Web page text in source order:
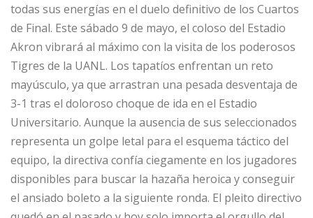
todas sus energías en el duelo definitivo de los Cuartos
de Final. Este sábado 9 de mayo, el coloso del Estadio
Akron vibrará al máximo con la visita de los poderosos
Tigres de la UANL. Los tapatíos enfrentan un reto
mayúsculo, ya que arrastran una pesada desventaja de
3-1 tras el doloroso choque de ida en el Estadio
Universitario. Aunque la ausencia de sus seleccionados
representa un golpe letal para el esquema táctico del
equipo, la directiva confía ciegamente en los jugadores
disponibles para buscar la hazaña heroica y conseguir
el ansiado boleto a la siguiente ronda. El pleito directivo